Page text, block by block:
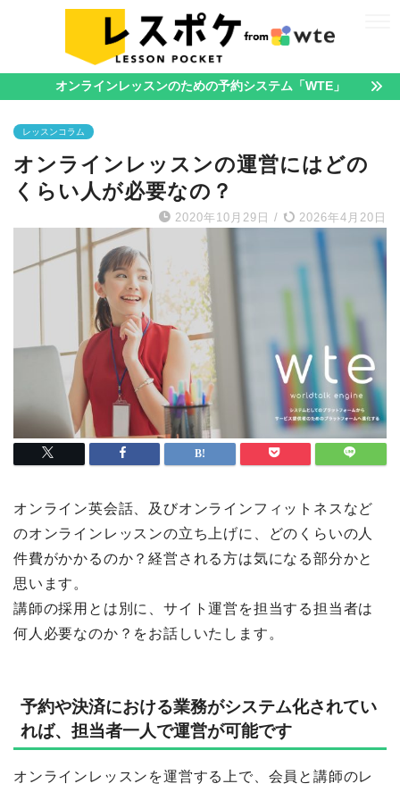
オンラインレッスンのための予約システム「WTE」
レッスンコラム
オンラインレッスンの運営にはどの
くらい人が必要なの？
2020年10月29日 / 2026年4月20日
オンライン英会話、及びオンラインフィットネスなど
のオンラインレッスンの立ち上げに、どのくらいの人
件費がかかるのか？経営される方は気になる部分かと
思います。
講師の採用とは別に、サイト運営を担当する担当者は
何人必要なのか？をお話しいたします。
予約や決済における業務がシステム化されてい
れば、担当者一人で運営が可能です
オンラインレッスンを運営する上で、会員と講師のレ